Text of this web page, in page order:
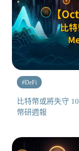
#DeFi
比特幣或將失守
幣研週報